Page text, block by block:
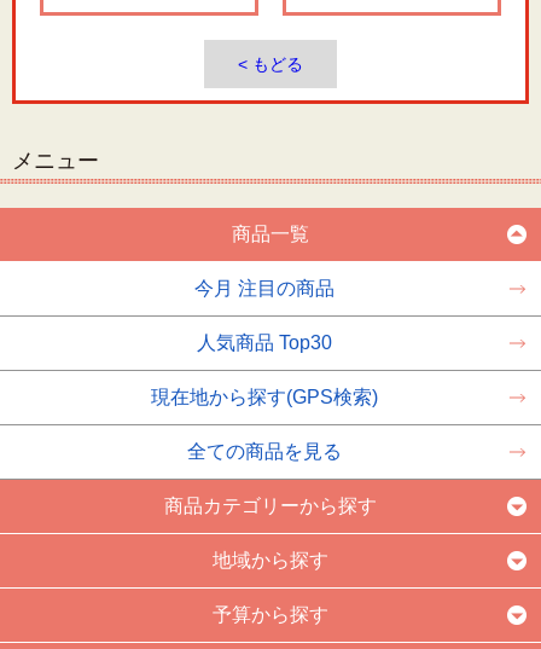
< もどる
メニュー
商品一覧
今月 注目の商品
人気商品 Top30
現在地から探す(GPS検索)
全ての商品を見る
商品カテゴリーから探す
地域から探す
予算から探す